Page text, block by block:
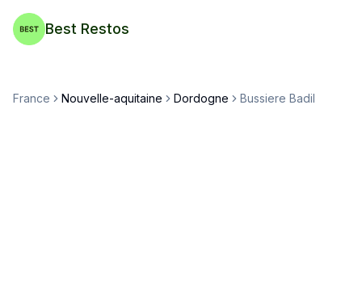
Best Restos
France Nouvelle-aquitaine Dordogne Bussiere Badil